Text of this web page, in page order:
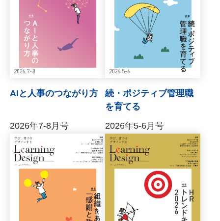
AIと人事のつながり方
2026年7-8月号
続・ポジティブ管理職
を育てる
2026年5-6月号